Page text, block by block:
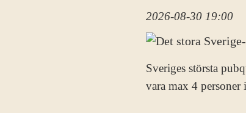
2026-08-30 19:00
Sveriges största
vara max 4